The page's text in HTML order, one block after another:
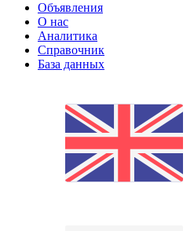
Объявления
О нас
Аналитика
Справочник
База данных